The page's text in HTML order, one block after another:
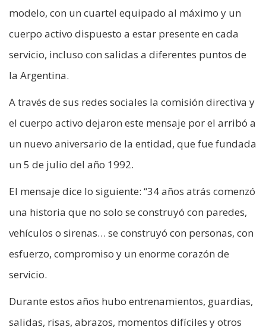
modelo, con un cuartel equipado al máximo y un
cuerpo activo dispuesto a estar presente en cada
servicio, incluso con salidas a diferentes puntos de
la Argentina.
A través de sus redes sociales la comisión directiva y
el cuerpo activo dejaron este mensaje por el arribó a
un nuevo aniversario de la entidad, que fue fundada
un 5 de julio del año 1992.
El mensaje dice lo siguiente: “34 años atrás comenzó
una historia que no solo se construyó con paredes,
vehículos o sirenas… se construyó con personas, con
esfuerzo, compromiso y un enorme corazón de
servicio.
Durante estos años hubo entrenamientos, guardias,
salidas, risas, abrazos, momentos difíciles y otros